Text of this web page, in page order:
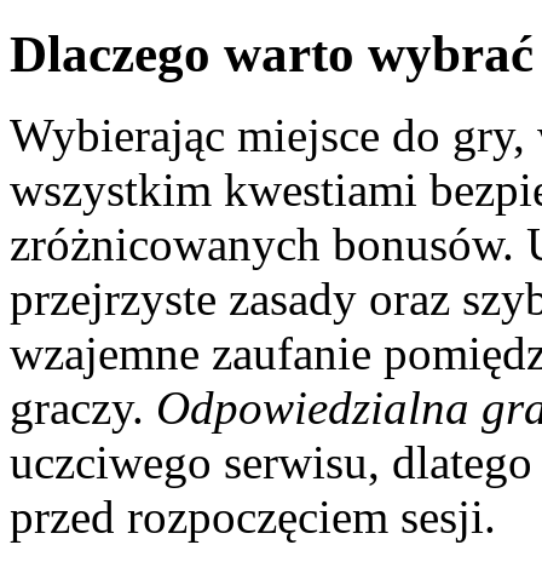
Dlaczego warto
Wybierając miejsce do
wszystkim kwestiami
zróżnicowanych bonusów.
przejrzyste zasady oraz
wzajemne zaufanie
graczy. Odpowiedzialna
uczciwego serwisu,
przed rozpoczęciem sesji.